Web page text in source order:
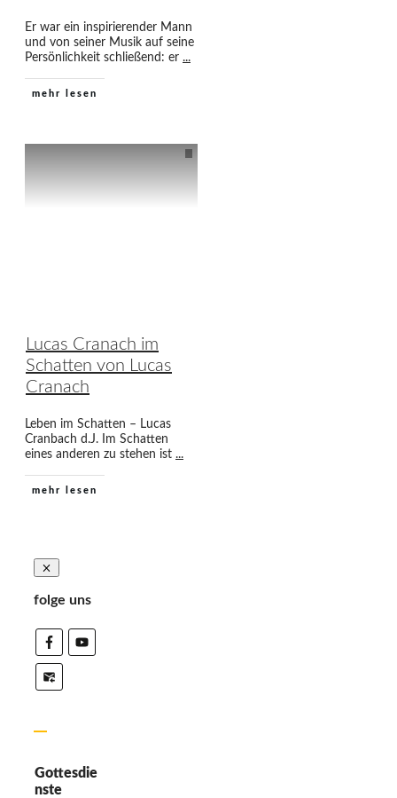
Er war ein inspirierender Mann
und von seiner Musik auf seine
Persönlichkeit schließend: er ...
mehr lesen
Lucas Cranach im
Schatten von Lucas
Cranach
Leben im Schatten – Lucas
Cranbach d.J. Im Schatten
eines anderen zu stehen ist ...
mehr lesen
folge uns
Gottesdie
nste